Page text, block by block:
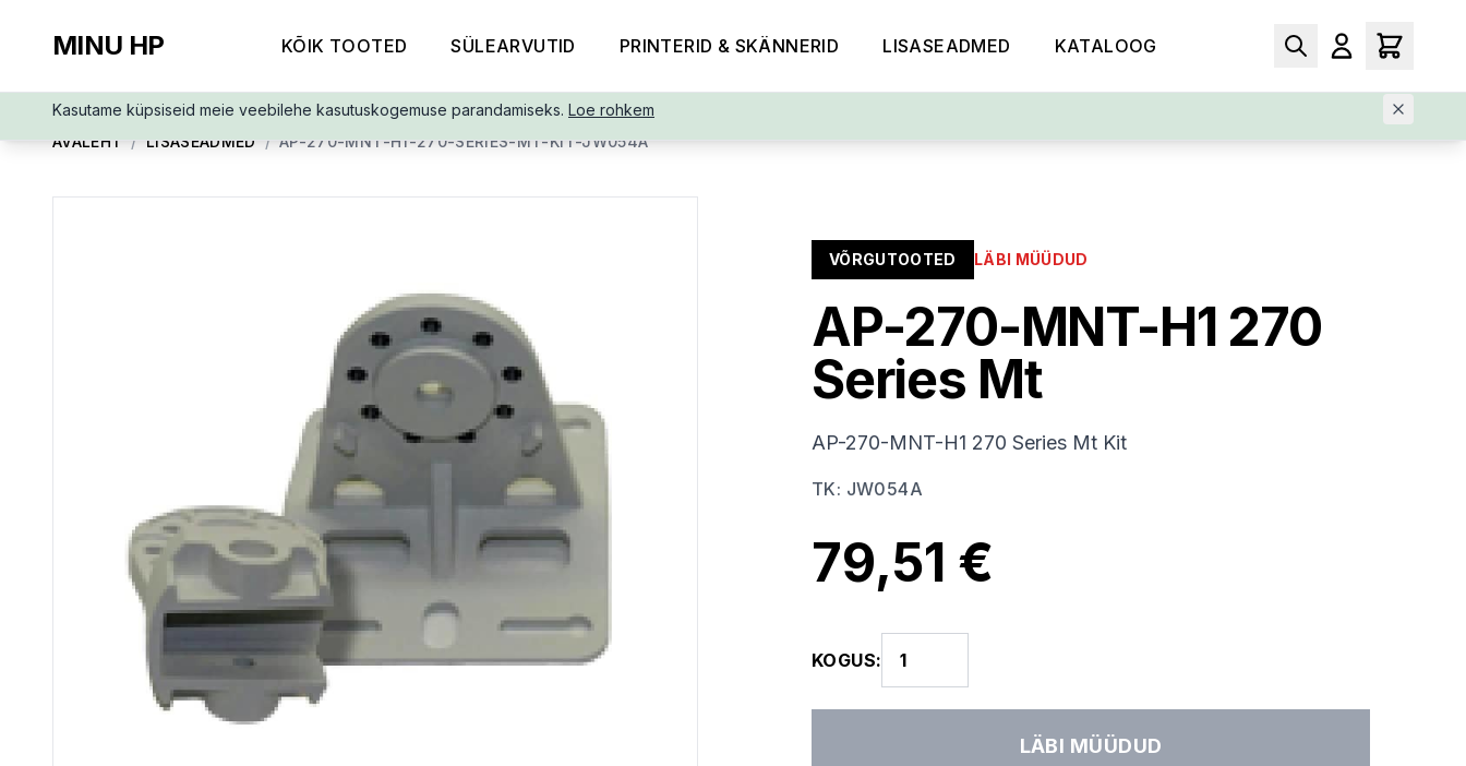
MINU HP KÕIK TOOTED SÜLEARVUTID PRINTERID & SKÄNNERID LISASEADMED KATALOOG
Kasutame küpsiseid meie veebilehe kasutuskogemuse parandamiseks. Loe rohkem
AVALEHT / LISASEADMED / AP-270-MNT-H1-270-SERIES-MT-KIT-JW054A
VÕRGUTOOTED LÄBI MÜÜDUD
AP-270-MNT-H1 270
Series Mt
AP-270-MNT-H1 270 Series Mt Kit
TK: JW054A
79,51 €
KOGUS:
LÄBI MÜÜDUD